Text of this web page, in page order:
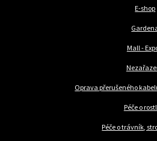
E-shop
Mall -
Oprava přerušeného
Péče o
Péče o trávník,